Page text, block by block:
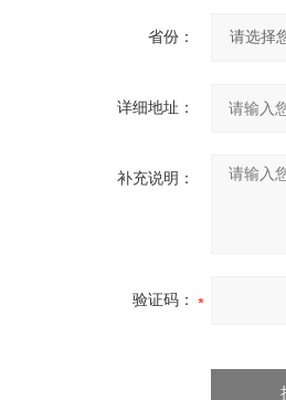
省份：
详细地址：
补充说明：
验证码：